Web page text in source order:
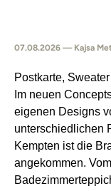
07.08.2026 — Kajsa
Postkarte,
Im neuen
eigenen Designs
unterschiedlichen
Kempten ist die
angekommen.